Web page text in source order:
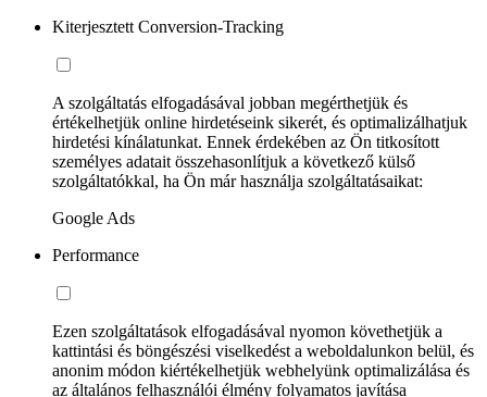
Kiterjesztett Conversion-Tracking
A szolgáltatás elfogadásával jobban megérthetjük és
értékelhetjük online hirdetéseink sikerét, és optimalizálhatjuk
hirdetési kínálatunkat. Ennek érdekében az Ön titkosított
személyes adatait összehasonlítjuk a következő külső
szolgáltatókkal, ha Ön már használja szolgáltatásaikat:
Google Ads
Performance
Ezen szolgáltatások elfogadásával nyomon követhetjük a
kattintási és böngészési viselkedést a weboldalunkon belül, és
anonim módon kiértékelhetjük webhelyünk optimalizálása és
az általános felhasználói élmény folyamatos javítása